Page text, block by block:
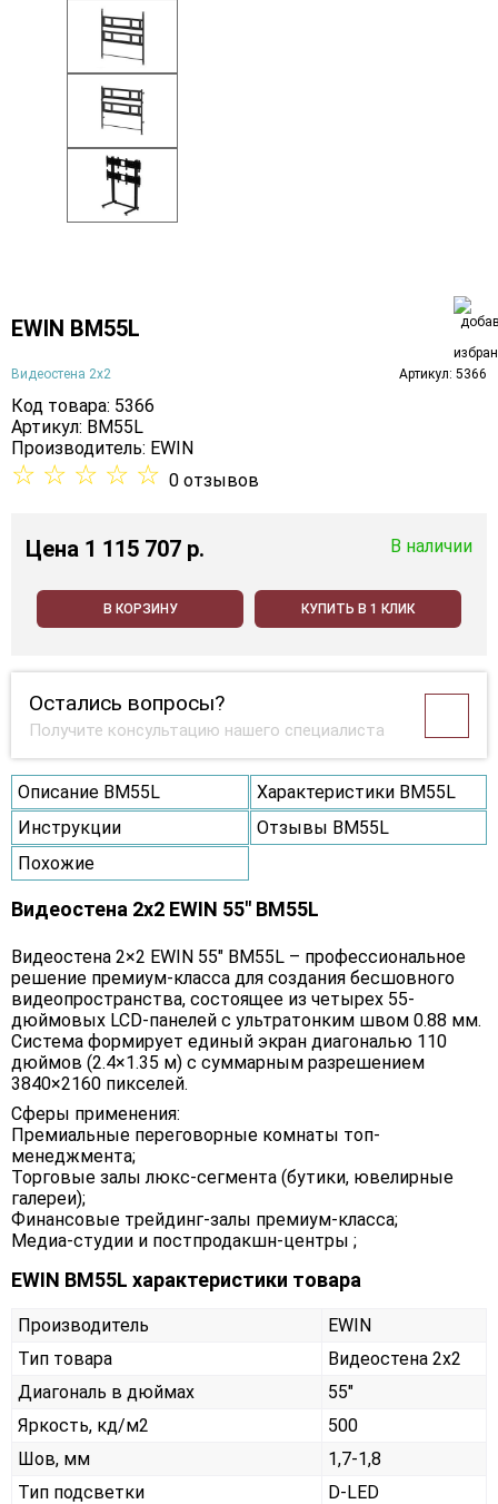
EWIN BM55L
Видеостена 2x2 Артикул: 5366
Код товара: 5366
Артикул: BM55L
Производитель: EWIN
☆ ☆ ☆ ☆ ☆ 0 отзывов
Цена 1 115 707 p. В наличии
В КОРЗИНУ КУПИТЬ В 1 КЛИК
Остались вопросы?
Получите консультацию нашего специалиста
Описание BM55L
Характеристики BM55L
Инструкции
Отзывы BM55L
Похожие
Видеостена 2x2 EWIN 55" BM55L
Видеостена 2×2 EWIN 55" BM55L – профессиональное
решение премиум-класса для создания бесшовного
видеопространства, состоящее из четырех 55-
дюймовых LCD-панелей с ультратонким швом 0.88 мм.
Система формирует единый экран диагональю 110
дюймов (2.4×1.35 м) с суммарным разрешением
3840×2160 пикселей.
Сферы применения:
Премиальные переговорные комнаты топ-
менеджмента;
Торговые залы люкс-сегмента (бутики, ювелирные
галереи);
Финансовые трейдинг-залы премиум-класса;
Медиа-студии и постпродакшн-центры ;
EWIN BM55L характеристики товара
Производитель
EWIN
Тип товара
Видеостена 2х2
Диагональ в дюймах
55"
Яркость, кд/м2
500
Шов, мм
1,7-1,8
Тип подсветки
D-LED